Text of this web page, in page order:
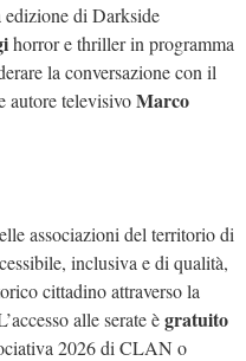
di Darkside
horror e thriller in programma
la conversazione con il
autore televisivoMarco
associazioni del territorio di
inclusiva e di qualità,
cittadino attraverso la
alle serate ègratuito
2026 di CLAN o